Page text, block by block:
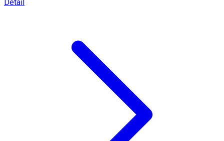
Detail